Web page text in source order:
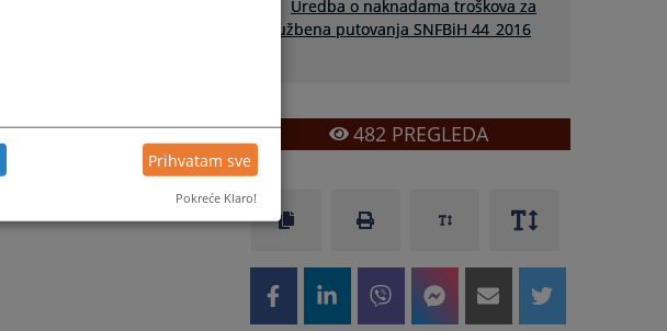
Uredba o naknadama troškova za
službena putovanja SNFBiH 44_2016
482 PREGLEDA
Prihvatam sve
Pokreće Klaro!